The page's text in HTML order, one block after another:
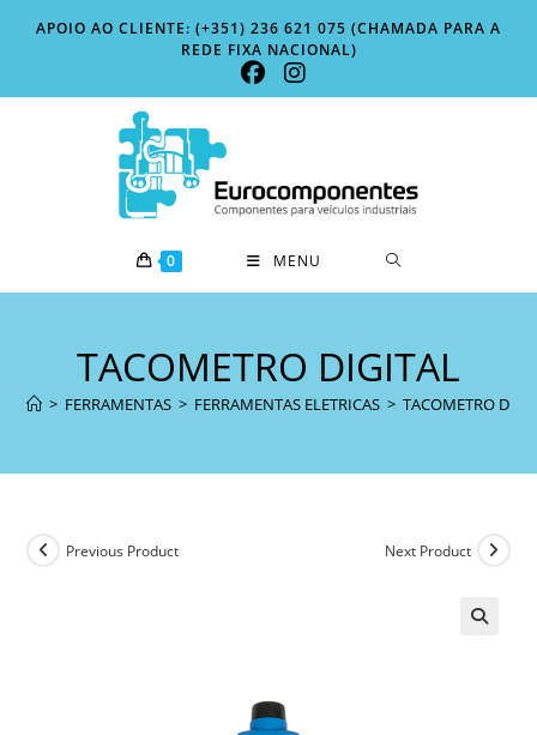
APOIO AO CLIENTE: (+351) 236 621 075 (CHAMADA PARA A
REDE FIXA NACIONAL)
0 MENU
TACOMETRO DIGITAL
> FERRAMENTAS > FERRAMENTAS ELETRICAS > TACOMETRO
Previous Product Next Product